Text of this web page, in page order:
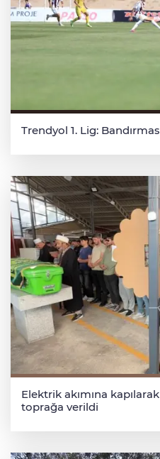
Trendyol 1. Lig:
Elektrik akımına
toprağa verildi